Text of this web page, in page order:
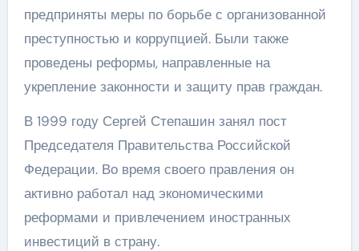
предприняты меры по борьбе с организованной
преступностью и коррупцией. Были также
проведены реформы, направленные на
укрепление законности и защиту прав граждан.
В 1999 году Сергей Степашин занял пост
Председателя Правительства Российской
Федерации. Во время своего правления он
активно работал над экономическими
реформами и привлечением иностранных
инвестиций в страну.